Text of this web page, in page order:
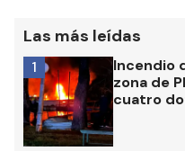
Las más leídas
Incendio
zona de
cuatro
1